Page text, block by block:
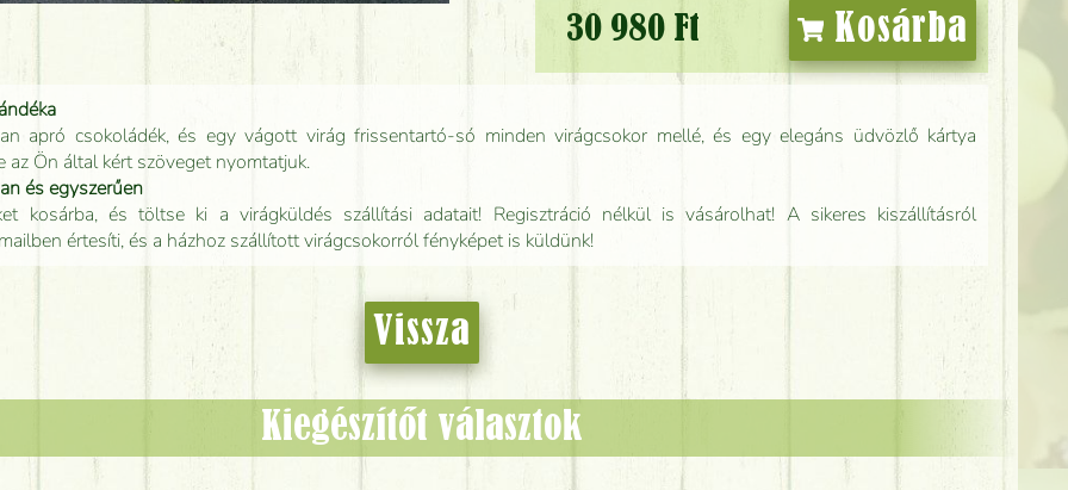
30 980 Ft Kosárba
apró csokoládék, és egy vágott virág frissentartó-só minden virágcsokor mellé, és egy elegáns üdvözlő kártya
az Ön által kért szöveget nyomtatjuk.
és egyszerűen
kosárba, és töltse ki a virágküldés szállítási adatait! Regisztráció nélkül is vásárolhat! A sikeres kiszállításról
értesíti, és a házhoz szállított virágcsokorról fényképet is küldünk!
Vissza
Kiegészítőt választok